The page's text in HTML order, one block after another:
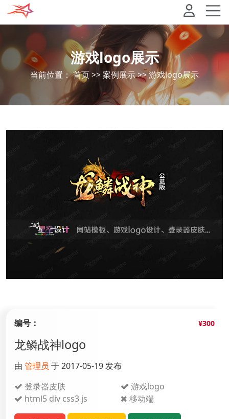
游戏logo展示
当前位置：首页>>案例展示>>游戏logo展示
编号： ¥300
龙鳞战神logo
由 管理员 于 2017-05-19 发布
登录器皮肤
游戏logo
html5 div css3 js
移动端